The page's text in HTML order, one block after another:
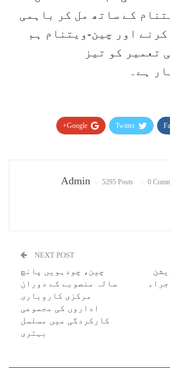
کے ساتھ مل کر باہمی
اور چین-ویتنام ہم
تعمیر کو تیز
ہے۔
Twitter
Google+
Admin 5295 Posts 0
NEXT POST
چین، چودہویں پانچ
سالہ منصوبے کے دوران
مرکزی کاروباری
اداروں کی مجموعی
کارکردگی میں مسلسل
بہتری